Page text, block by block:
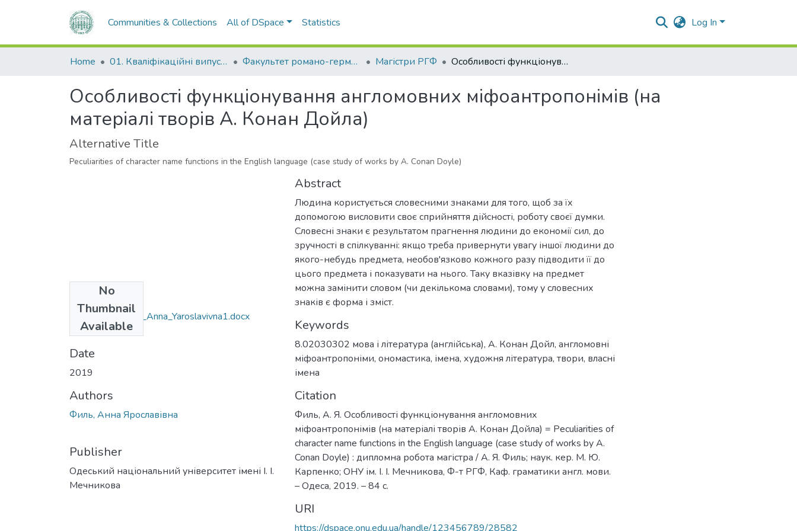
Communities & Collections All of DSpace Statistics Log In
Home 01. Кваліфікаційні випускні роботи здобувачів вищої освіти Факультет романо-германської філології Магістри РГФ Особливості функціонування англомовних міфоантропонімів (на матеріалі творів А. Конан Дойла)
Особливості функціонування англомовних міфоантропонімів (на
матеріалі творів А. Конан Дойла)
Alternative Title
Peculiarities of character name functions in the English language (case study of works by A. Conan Doyle)
No
Thumbnail
Available
8.02030302_Fyl_Anna_Yaroslavivna1.docx
(29.58 KB)
Date
2019
Authors
Филь, Анна Ярославівна
Publisher
Одеський національний університет імені І. І.
Мечникова
Abstract
Людина користується словесними знаками для того, щоб за їх
допомогою висловити своє сприйняття дійсності, роботу своєї думки.
Словесні знаки є результатом прагнення людини до економії сил, до
зручності в спілкуванні: якщо треба привернути увагу іншої людини до
якого-небудь предмета, необов'язково кожного разу підводити її до
цього предмета і показувати на нього. Таку вказівку на предмет
можна замінити словом (чи декількома словами), тому у словесних
знаків є форма і зміст.
Keywords
8.02030302 мова і література (англійська), А. Конан Дойл, англомовні
міфоантропоніми, ономастика, імена, художня література, твори, власні
імена
Citation
Филь, А. Я. Особливості функціонування англомовних
міфоантропонімів (на матеріалі творів А. Конан Дойла) = Peculiarities of
character name functions in the English language (case study of works by A.
Conan Doyle) : дипломна робота магістра / А. Я. Филь; наук. кер. М. Ю.
Карпенко; ОНУ ім. І. І. Мечникова, Ф-т РГФ, Каф. граматики англ. мови.
– Одеса, 2019. – 84 с.
URI
https://dspace.onu.edu.ua/handle/123456789/28582